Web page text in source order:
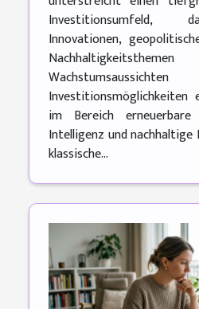
Investitionsumfeld,
Innovationen,
Investitionsmöglichkeiten
im Bereich erneuerbare
Intelligenz und
klassische...